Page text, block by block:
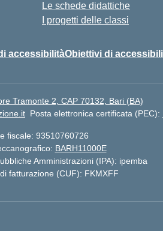
Le schede didattiche
I progetti delle classi
accessibilitàObiettivi di
Tramonte 2, CAP 70132, Bari (BA)
Posta elettronica certificata (PEC):
fiscale: 93510760726
BARH11000E
Amministrazioni (IPA): ipemba
fatturazione (CUF): FKMXFF